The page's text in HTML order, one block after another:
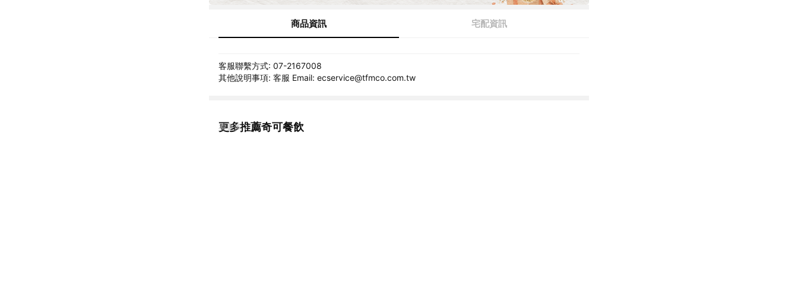
商品資訊 宅配資訊
客服聯繫方式: 07-2167008
其他說明事項: 客服 Email: ecservice@tfmco.com.tw
更多推薦奇可餐飲
看更多